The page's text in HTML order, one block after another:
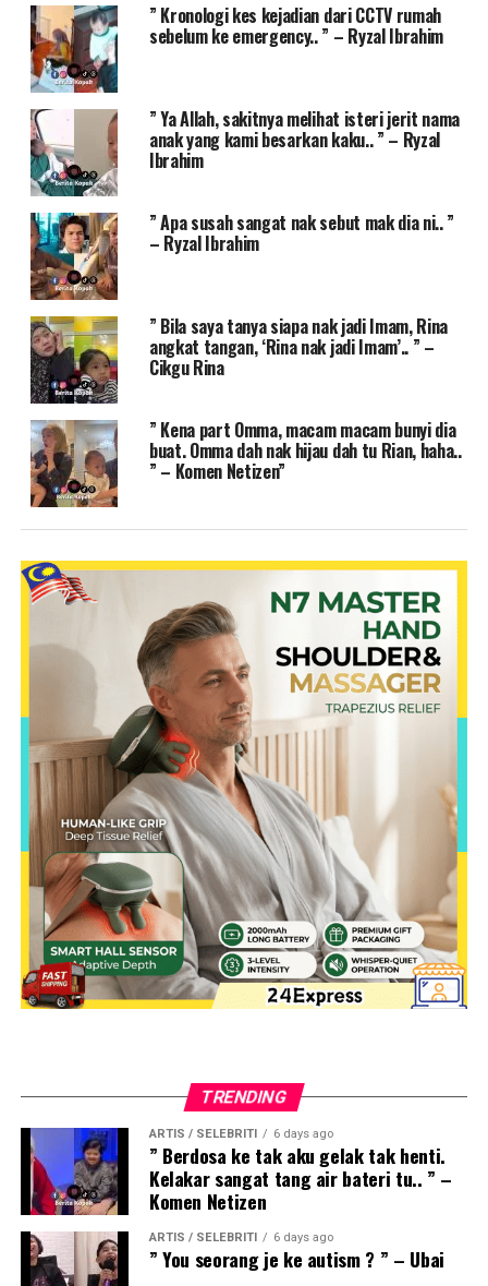
” Kronologi kes kejadian dari CCTV rumah
sebelum ke emergency.. ” – Ryzal Ibrahim
” Ya Allah, sakitnya melihat isteri jerit nama
anak yang kami besarkan kaku.. ” – Ryzal
Ibrahim
” Apa susah sangat nak sebut mak dia ni.. ”
– Ryzal Ibrahim
” Bila saya tanya siapa nak jadi Imam, Rina
angkat tangan, ‘Rina nak jadi Imam’.. ” –
Cikgu Rina
” Kena part Omma, macam macam bunyi dia
buat. Omma dah nak hijau dah tu Rian, haha..
” – Komen Netizen”
TRENDING
ARTIS / SELEBRITI 6 days ago
” Berdosa ke tak aku gelak tak henti.
Kelakar sangat tang air bateri tu.. ” –
Komen Netizen
ARTIS / SELEBRITI 6 days ago
” You seorang je ke autism ? ” – Ubai